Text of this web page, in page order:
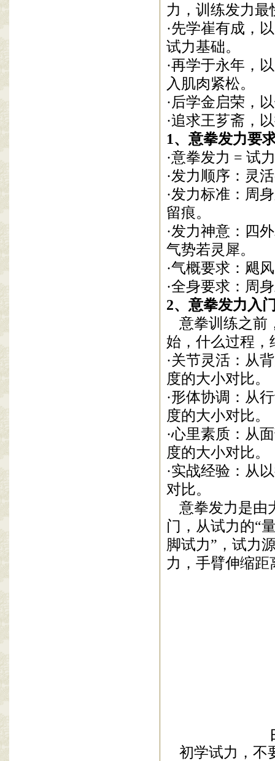
力，训练发力
·先学崔有成，
试力基础。
·再学于永年，
入肌肉紧松。
·后学金启荣，
·追求王芗斋，
1、意拳发力要
·意拳发力 = 试力
·发力顺序：灵活
·发力标准：周
留痕。
·发力神意：四
气势若灵犀。
·气概要求：飓
·全身要求：周
2、意拳发力入
意拳训练之前
始，什么过程，
·关节灵活：从
度的大小对比。
·形体协调：从
度的大小对比。
·心里素质：从
度的大小对比。
·实战经验：从
对比。
意拳发力是由
门 ， 从试力的“
脚试力”， 试力
力，手臂伸缩
初学试力，不